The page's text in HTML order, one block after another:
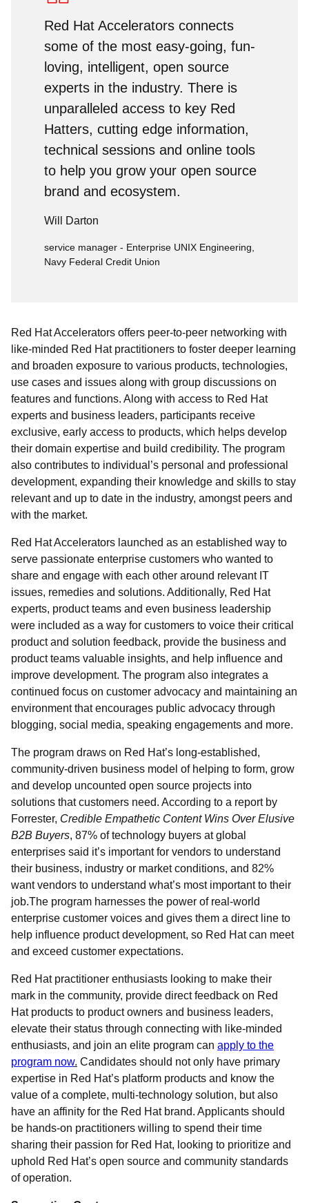
Red Hat Accelerators connects
some of the most easy-going, fun-
loving, intelligent, open source
experts in the industry. There is
unparalleled access to key Red
Hatters, cutting edge information,
technical sessions and online tools
to help you grow your open source
brand and ecosystem.
Will Darton
service manager - Enterprise UNIX Engineering,
Navy Federal Credit Union
Red Hat Accelerators offers peer-to-peer networking with
like-minded Red Hat practitioners to foster deeper learning
and broaden exposure to various products, technologies,
use cases and issues along with group discussions on
features and functions. Along with access to Red Hat
experts and business leaders, participants receive
exclusive, early access to products, which helps develop
their domain expertise and build credibility. The program
also contributes to individual’s personal and professional
development, expanding their knowledge and skills to stay
relevant and up to date in the industry, amongst peers and
with the market.
Red Hat Accelerators launched as an established way to
serve passionate enterprise customers who wanted to
share and engage with each other around relevant IT
issues, remedies and solutions. Additionally, Red Hat
experts, product teams and even business leadership
were included as a way for customers to voice their critical
product and solution feedback, provide the business and
product teams valuable insights, and help influence and
improve development. The program also integrates a
continued focus on customer advocacy and maintaining an
environment that encourages public advocacy through
blogging, social media, speaking engagements and more.
The program draws on Red Hat’s long-established,
community-driven business model of helping to form, grow
and develop uncounted open source projects into
solutions that customers need. According to a report by
Forrester, Credible Empathetic Content Wins Over Elusive
B2B Buyers, 87% of technology buyers at global
enterprises said it’s important for vendors to understand
their business, industry or market conditions, and 82%
want vendors to understand what’s most important to their
job.The program harnesses the power of real-world
enterprise customer voices and gives them a direct line to
help influence product development, so Red Hat can meet
and exceed customer expectations.
Red Hat practitioner enthusiasts looking to make their
mark in the community, provide direct feedback on Red
Hat products to product owners and business leaders,
elevate their status through connecting with like-minded
enthusiasts, and join an elite program can apply to the
program now. Candidates should not only have primary
expertise in Red Hat’s platform products and know the
value of a complete, multi-technology solution, but also
have an affinity for the Red Hat brand. Applicants should
be hands-on practitioners willing to spend their time
sharing their passion for Red Hat, looking to prioritize and
uphold Red Hat’s open source and community standards
of operation.